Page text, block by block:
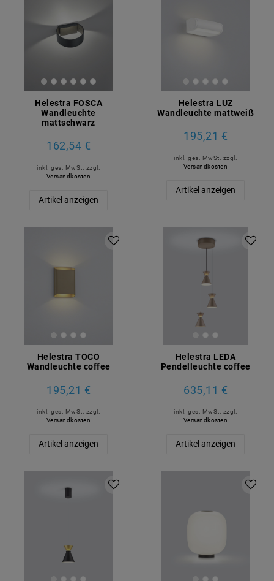
Helestra FOSCA
Wandleuchte
mattschwarz
162,54 €
inkl. ges. MwSt.
zzgl.
Versandkosten
Artikel anzeigen
Helestra LUZ
Wandleuchte mattweiß
195,21 €
inkl. ges. MwSt.
zzgl.
Versandkosten
Artikel anzeigen
Helestra TOCO
Wandleuchte coffee
195,21 €
inkl. ges. MwSt.
zzgl.
Versandkosten
Artikel anzeigen
Helestra LEDA
Pendelleuchte coffee
635,11 €
inkl. ges. MwSt.
zzgl.
Versandkosten
Artikel anzeigen